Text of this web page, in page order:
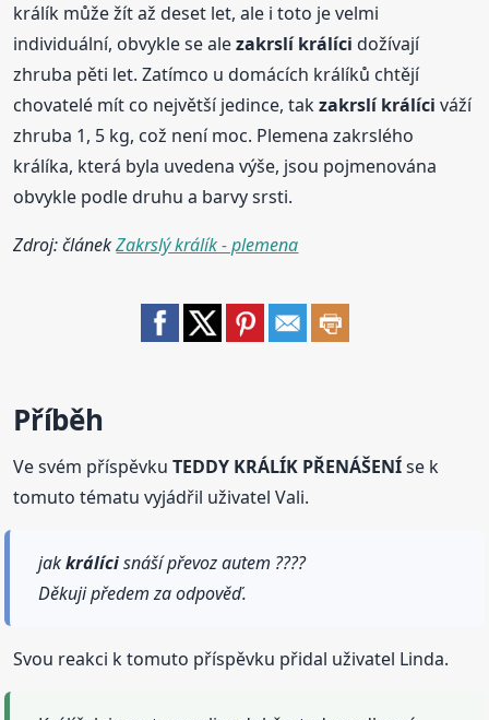
králík může žít až deset let, ale i toto je velmi
individuální, obvykle se alezakrslí králíci dožívají
zhruba pěti let. Zatímco u domácích králíků chtějí
chovatelé mít co největší jedince, takzakrslí králíci váží
zhruba 1, 5 kg, což není moc. Plemena zakrslého
králíka, která byla uvedena výše, jsou pojmenována
obvykle podle druhu a barvy srsti.
Zdroj: článekZakrslý králík - plemena
Příběh
Ve svém příspěvkuTEDDY KRÁLÍK PŘENÁŠENÍse k
tomuto tématu vyjádřil uživatel Vali.
jakkrálícisnáší převoz autem ????
Děkuji předem za odpověď.
Svou reakci k tomuto příspěvku přidal uživatel Linda.